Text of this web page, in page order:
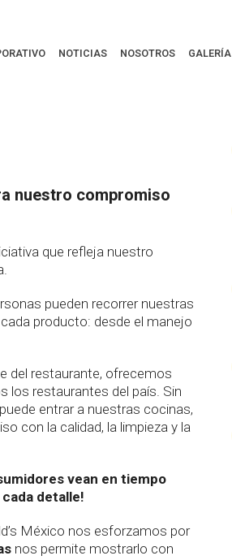
NOTICIAS NOSOTROS GALERÍA
nuestro compromiso
que refleja nuestro
pueden recorrer nuestras
producto: desde el manejo
del restaurante, ofrecemos
los restaurantes del país. Sin
entrar a nuestras cocinas,
con la calidad, la limpieza y la
vean en tiempo
detalle!
México nos esforzamos por
nos permite mostrarlo con